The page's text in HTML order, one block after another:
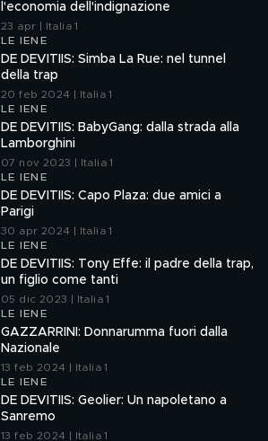
l'economia dell'indignazione
23 apr | Italia 1
LE IENE
DE DEVITIIS: Simba La Rue: nel tunnel
della trap
20 feb 2024 | Italia 1
LE IENE
DE DEVITIIS: BabyGang: dalla strada alla
Lamborghini
07 nov 2023 | Italia 1
LE IENE
DE DEVITIIS: Capo Plaza: due amici a
Parigi
30 apr 2024 | Italia 1
LE IENE
DE DEVITIIS: Tony Effe: il padre della trap,
un figlio come tanti
05 dic 2023 | Italia 1
LE IENE
GAZZARRINI: Donnarumma fuori dalla
Nazionale
13 feb 2024 | Italia 1
LE IENE
DE DEVITIIS: Geolier: Un napoletano a
Sanremo
13 feb 2024 | Italia 1